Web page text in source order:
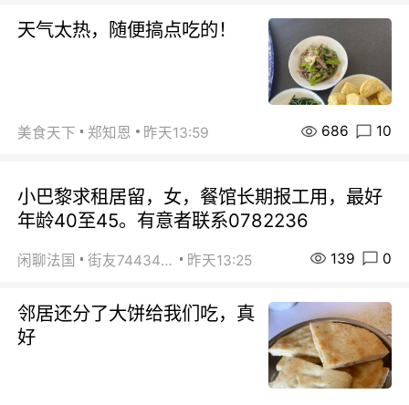
天气太热，随便搞点吃的！
美食天下 郑知恩 昨天13:59 686 10
小巴黎求租居留，女，餐馆长期报工用，最好
年龄40至45。有意者联系0782236
闲聊法国 街友74434350 昨天13:25 139 0
邻居还分了大饼给我们吃，真
好